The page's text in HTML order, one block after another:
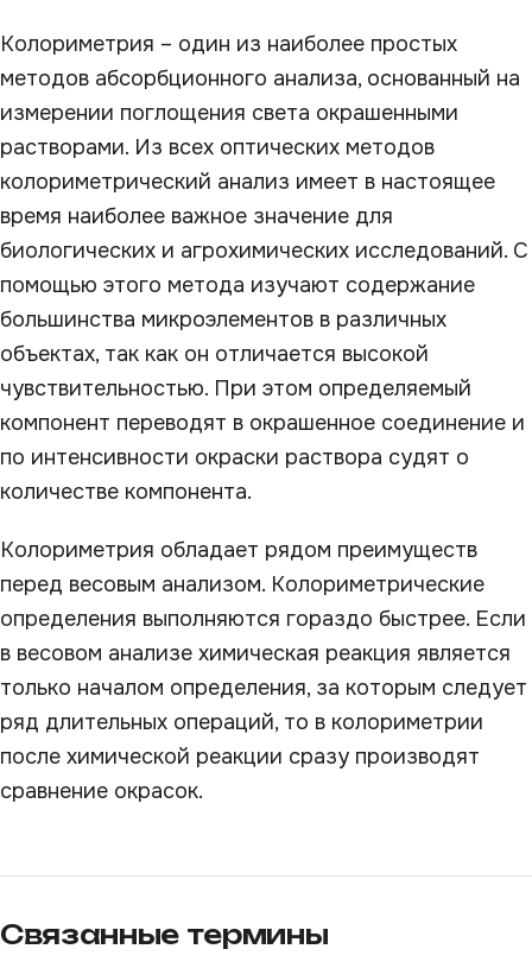
Колориметрия – один из наиболее простых
методов абсорбционного анализа, основанный на
измерении поглощения света окрашенными
растворами. Из всех оптических методов
колориметрический анализ имеет в настоящее
время наиболее важное значение для
биологических и агрохимических исследований. С
помощью этого метода изучают содержание
большинства микроэлементов в различных
объектах, так как он отличается высокой
чувствительностью. При этом определяемый
компонент переводят в окрашенное соединение и
по интенсивности окраски раствора судят о
количестве компонента.
Колориметрия обладает рядом преимуществ
перед весовым анализом. Колориметрические
определения выполняются гораздо быстрее. Если
в весовом анализе химическая реакция является
только началом определения, за которым следует
ряд длительных операций, то в колориметрии
после химической реакции сразу производят
сравнение окрасок.
Связанные термины